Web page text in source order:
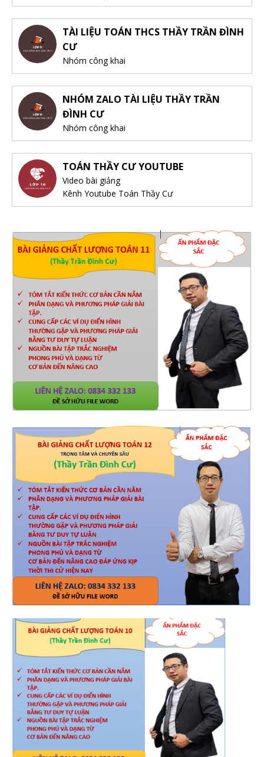
TÀI LIỆU TOÁN THCS THẦY TRẦN ĐÌNH
CƯ
Nhóm công khai
NHÓM ZALO TÀI LIỆU THẦY TRẦN
ĐÌNH CƯ
Nhóm công khai
TOÁN THẦY CƯ YOUTUBE
Video bài giảng
Kênh Youtube Toán Thầy Cư